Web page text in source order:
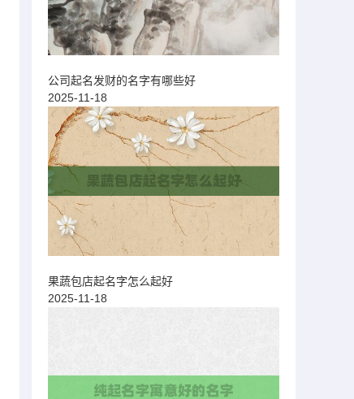
公司起名发财的名字有哪些好
2025-11-18
果蔬包店起名字怎么起好
2025-11-18